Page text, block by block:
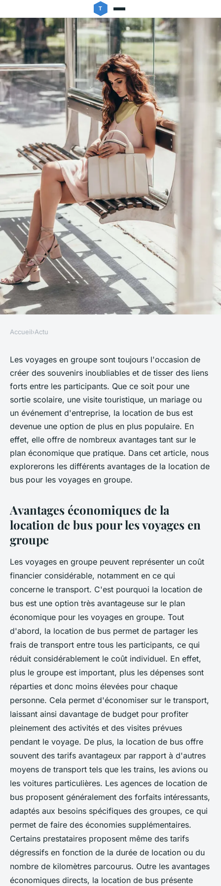
Quels sont les avantages de la
location de bus pour les
voyages en groupe ?
roxane•1 août 2023•2 min de lecture
Accueil›Actu
Les voyages en groupe sont toujours l'occasion de
créer des souvenirs inoubliables et de tisser des liens
forts entre les participants. Que ce soit pour une
sortie scolaire, une visite touristique, un mariage ou
un événement d'entreprise, la location de bus est
devenue une option de plus en plus populaire. En
effet, elle offre de nombreux avantages tant sur le
plan économique que pratique. Dans cet article, nous
explorerons les différents avantages de la location de
bus pour les voyages en groupe.
Avantages économiques de la
location de bus pour les voyages en
groupe
Les voyages en groupe peuvent représenter un coût
financier considérable, notamment en ce qui
concerne le transport. C'est pourquoi la location de
bus est une option très avantageuse sur le plan
économique pour les voyages en groupe. Tout
d'abord, la location de bus permet de partager les
frais de transport entre tous les participants, ce qui
réduit considérablement le coût individuel. En effet,
plus le groupe est important, plus les dépenses sont
réparties et donc moins élevées pour chaque
personne. Cela permet d'économiser sur le transport,
laissant ainsi davantage de budget pour profiter
pleinement des activités et des visites prévues
pendant le voyage. De plus, la location de bus offre
souvent des tarifs avantageux par rapport à d'autres
moyens de transport tels que les trains, les avions ou
les voitures particulières. Les agences de location de
bus proposent généralement des forfaits intéressants,
adaptés aux besoins spécifiques des groupes, ce qui
permet de faire des économies supplémentaires.
Certains prestataires proposent même des tarifs
dégressifs en fonction de la durée de location ou du
nombre de kilomètres parcourus. Outre les avantages
économiques directs, la location de bus présente